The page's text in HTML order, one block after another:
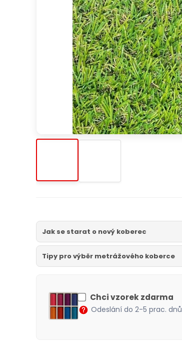
Jak se starat o nový koberec
Tipy pro výběr metrážového koberce
Chci vzorek zdarma
Odeslání do 2-5 prac. dnů